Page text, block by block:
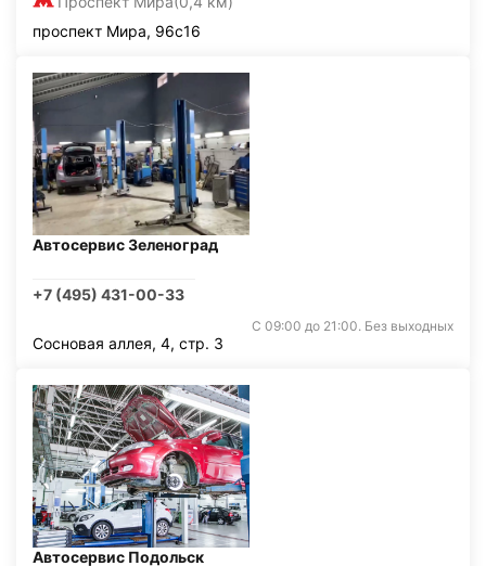
проспект Мира, 96с16
Автосервис Зеленоград
+7 (495) 431-00-33
С 09:00 до 21:00. Без выходных
Сосновая аллея, 4, стр. 3
Автосервис Подольск